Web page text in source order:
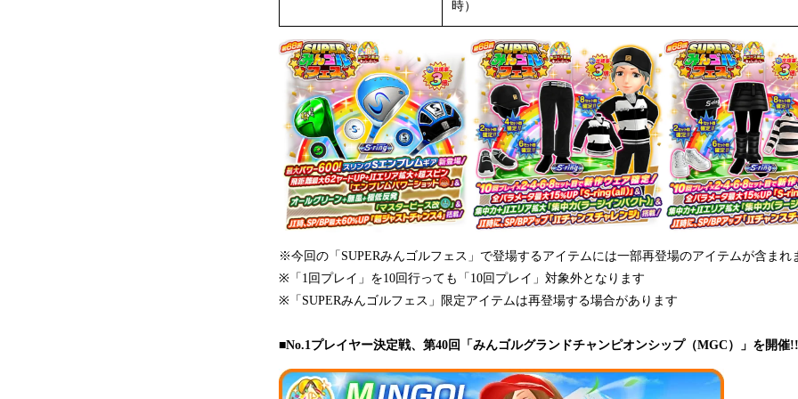
時）
※今回の「SUPERみんゴルフェス」で登場するアイテムには一部再登場のアイテムが含まれ
※「1回プレイ」を10回行っても「10回プレイ」対象外となります
※「SUPERみんゴルフェス」限定アイテムは再登場する場合があります
■No.1プレイヤー決定戦、第40回「みんゴルグランドチャンピオンシップ（MGC）」を開催!!